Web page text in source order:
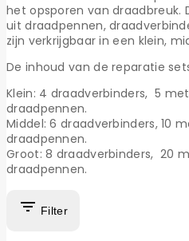
het opsporen van draadbreuk.
uit draadpennen,
zijn verkrijgbaar in een klein,
De inhoud van de reparatie
Klein: 4 draadverbinders, 5
draadpennen.
Middel: 6 draadverbinders, 10
draadpennen.
Groot: 8 draadverbinders, 20
draadpennen.
Filter